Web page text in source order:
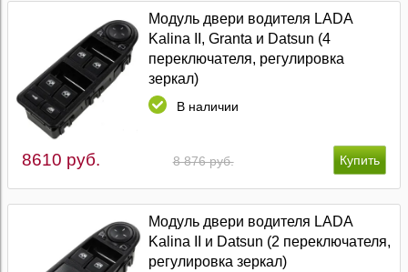
Модуль двери водителя LADA
Kalina II, Granta и Datsun (4
переключателя, регулировка
зеркал)
В наличии
8 876 руб.
8610 руб.
Модуль двери водителя LADA
Kalina II и Datsun (2 переключателя,
регулировка зеркал)